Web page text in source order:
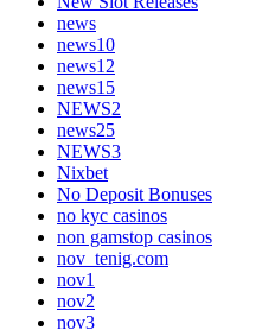
news
news10
news12
news15
NEWS2
news25
NEWS3
Nixbet
No Deposit Bonuses
no kyc casinos
non gamstop casinos
nov_tenig.com
nov1
nov2
nov3